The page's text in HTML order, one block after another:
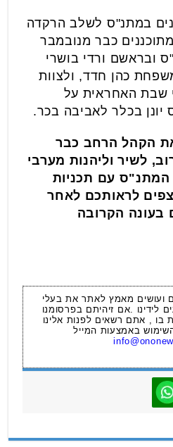
במתנ"ס לשלב הרקדה
כבר מנובמבר
ובראשם ורדי בושרי
כהן חדד, ולצוות
שבת האחראית על
יונן בכלר לאביבה בכר.
את הקהל הרחב כבר
לשיר וליהנות מערבי
עם תכניות
לראותכם לאחר
בעונה הקרובה
ועושים מאמץ לאתר את בעלי
לידינו .אם זיהיתם בפרסומנו
בו , אתם רשאים לפנות אלינו
באמצעות המייל